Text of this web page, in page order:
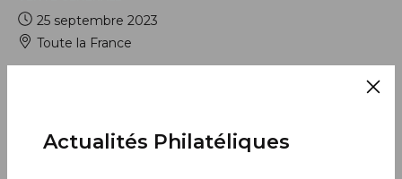
25 septembre 2023
Toute la France
Actualités Philatéliques